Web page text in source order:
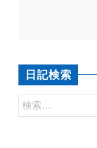
日記検索